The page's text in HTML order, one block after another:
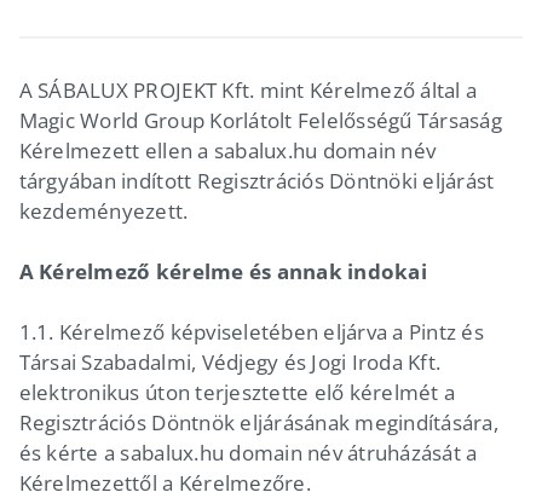
A SÁBALUX PROJEKT Kft. mint Kérelmező által a
Magic World Group Korlátolt Felelősségű Társaság
Kérelmezett ellen a sabalux.hu domain név
tárgyában indított Regisztrációs Döntnöki eljárást
kezdeményezett.
A Kérelmező kérelme és annak indokai
1.1. Kérelmező képviseletében eljárva a Pintz és
Társai Szabadalmi, Védjegy és Jogi Iroda Kft.
elektronikus úton terjesztette elő kérelmét a
Regisztrációs Döntnök eljárásának megindítására,
és kérte a sabalux.hu domain név átruházását a
Kérelmezettől a Kérelmezőre.